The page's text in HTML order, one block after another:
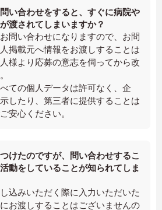
い合わせをすると、すぐに病院や
渡されてしまいますか？
問い合わせになりますので、お問
掲載元へ情報をお渡しすることは
様より応募の意志を伺ってから改
ての個人データは許可なく、企
したり、第三者に提供することは
安心ください。
けたのですが、問い合わせするこ
動をしていることが知られてしま
込みいただく際に入力いただいた
お渡しすることはございませんの